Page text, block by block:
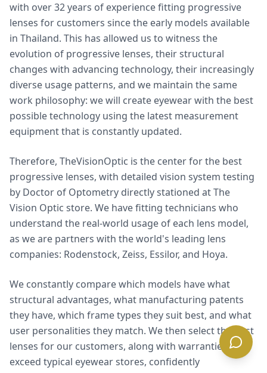
with over 32 years of experience fitting progressive
lenses for customers since the early models available
in Thailand. This has allowed us to witness the
evolution of progressive lenses, their structural
changes with advancing technology, their increasingly
diverse usage patterns, and we maintain the same
work philosophy: we will create eyewear with the best
possible technology using the latest measurement
equipment that is constantly updated.
Therefore, TheVisionOptic is the center for the best
progressive lenses, with detailed vision system testing
by Doctor of Optometry directly stationed at The
Vision Optic store. We have fitting technicians who
understand the real-world usage of each lens model,
as we are partners with the world's leading lens
companies: Rodenstock, Zeiss, Essilor, and Hoya.
We constantly compare which models have what
structural advantages, what manufacturing patents
they have, which frame types they suit best, and what
user personalities they match. We then select the best
lenses for our customers, along with warranties that
exceed typical eyewear stores, confidently